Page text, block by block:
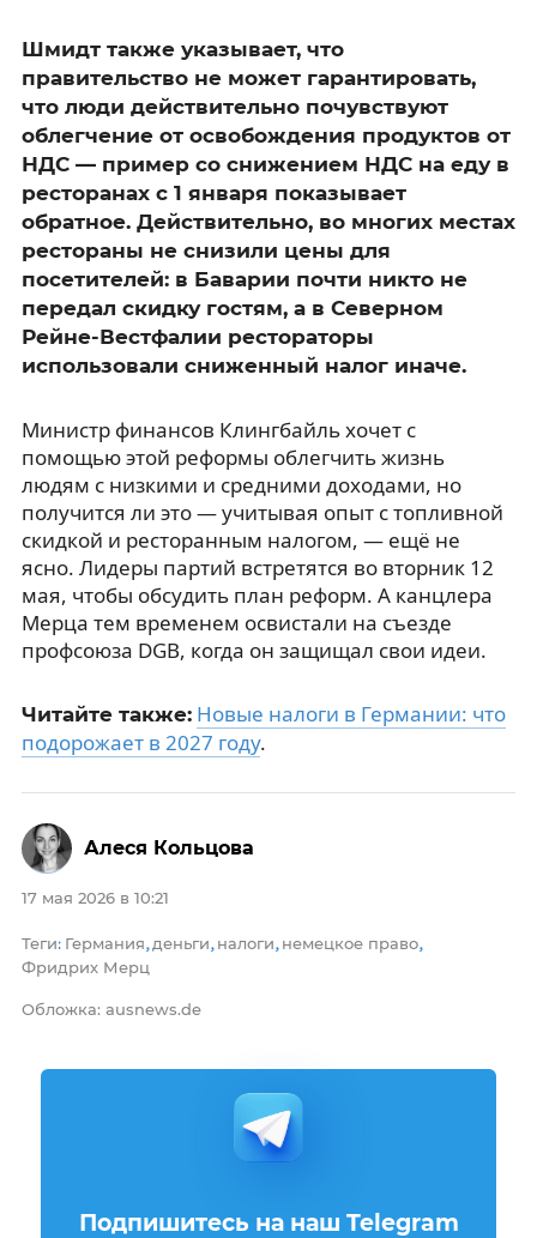
Шмидт также указывает, что
правительство не может гарантировать,
что люди действительно почувствуют
облегчение от освобождения продуктов от
НДС — пример со снижением НДС на еду в
ресторанах с 1 января показывает
обратное. Действительно, во многих местах
рестораны не снизили цены для
посетителей: в Баварии почти никто не
передал скидку гостям, а в Северном
Рейне-Вестфалии рестораторы
использовали сниженный налог иначе.
Министр финансов Клингбайль хочет с
помощью этой реформы облегчить жизнь
людям с низкими и средними доходами, но
получится ли это — учитывая опыт с топливной
скидкой и ресторанным налогом, — ещё не
ясно. Лидеры партий встретятся во вторник 12
мая, чтобы обсудить план реформ. А канцлера
Мерца тем временем освистали на съезде
профсоюза DGB, когда он защищал свои идеи.
Читайте также: Новые налоги в Германии: что
подорожает в 2027 году.
17 мая 2026 в 10:21
Теги: Германия, деньги, налоги, немецкое право,
Фридрих Мерц
Обложка: ausnews.de
Алеся Кольцова
Подпишитесь на наш Telegram